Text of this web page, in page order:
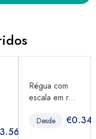
3.56
Régua com
escala em r...
Desde €0.34